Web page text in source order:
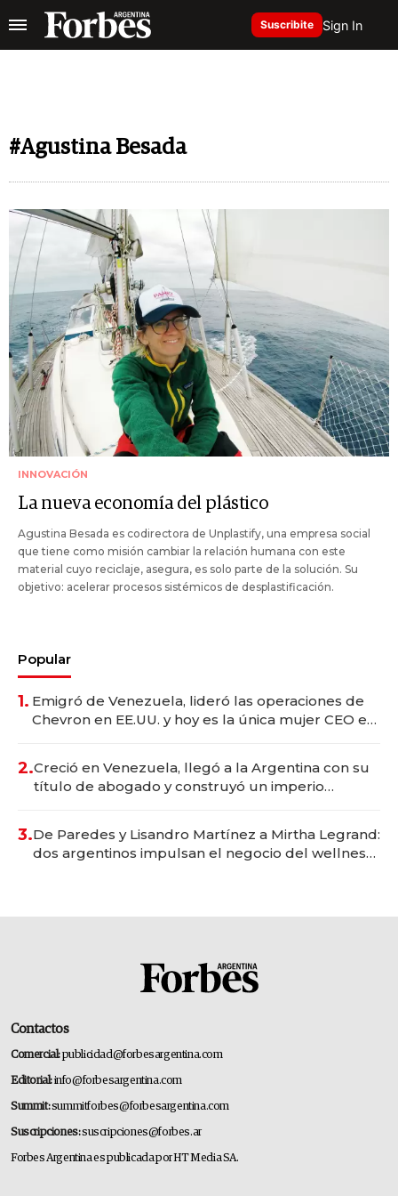
Suscribite Sign In
#Agustina Besada
INNOVACIÓN
La nueva economía del plástico
Agustina Besada es codirectora de Unplastify, una empresa social
que tiene como misión cambiar la relación humana con este
material cuyo reciclaje, asegura, es solo parte de la solución. Su
objetivo: acelerar procesos sistémicos de desplastificación.
Popular
1. Emigró de Venezuela, lideró las operaciones de
Chevron en EE.UU. y hoy es la única mujer CEO en
2.Creció en Venezuela, llegó a la Argentina con su
título de abogado y construyó un imperio
3.De Paredes y Lisandro Martínez a Mirtha Legrand:
dos argentinos impulsan el negocio del wellness
Contactos
Comercial:publicidad@forbesargentina.com
Editorial:info@forbesargentina.com
Summit:summitforbes@forbesargentina.com
Suscripciones:suscripciones@forbes.ar
Forbes Argentina es publicada por HT Media SA.